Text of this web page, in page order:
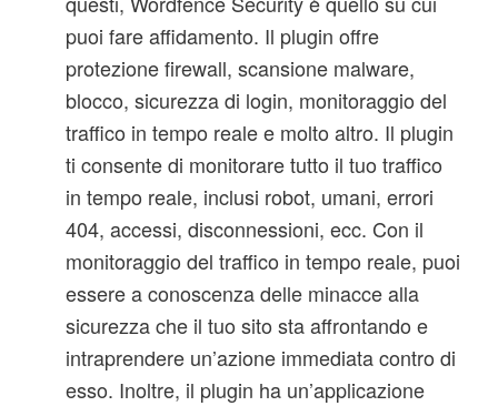
puoi fare affidamento. Il plugin offre
protezione firewall, scansione malware,
blocco, sicurezza di login, monitoraggio del
traffico in tempo reale e molto altro. Il plugin
ti consente di monitorare tutto il tuo traffico
in tempo reale, inclusi robot, umani, errori
404, accessi, disconnessioni, ecc. Con il
monitoraggio del traffico in tempo reale, puoi
essere a conoscenza delle minacce alla
sicurezza che il tuo sito sta affrontando e
intraprendere un’azione immediata contro di
esso. Inoltre, il plugin ha un’applicazione